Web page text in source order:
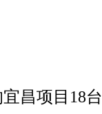
昌项目18台